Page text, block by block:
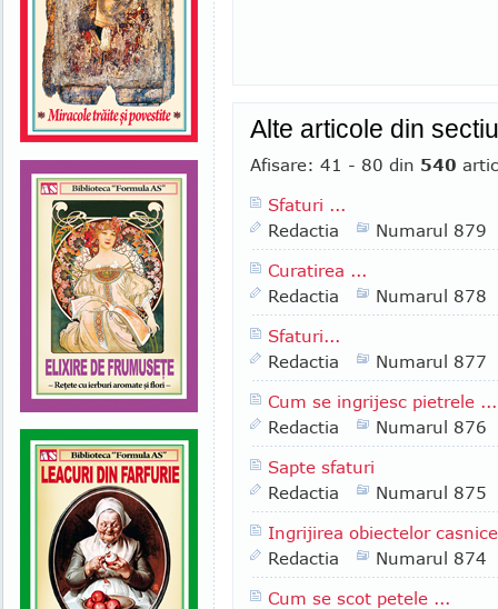
Alte articole din
Afisare: 41 - 80 din 540
Sfaturi ...
Redactia
Numarul 879
Curatirea ...
Redactia
Numarul 878
Sfaturi...
Redactia
Numarul 877
Cum se ingrijesc pietrele ...
Redactia
Numarul 876
Sapte sfaturi
Redactia
Numarul 875
Ingrijirea obiectelor
Redactia
Numarul 874
Cum se scot petele ...